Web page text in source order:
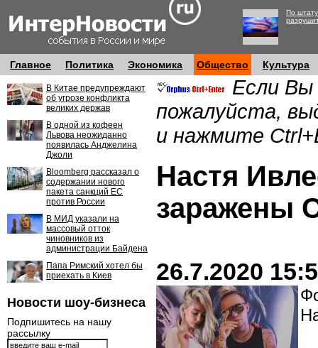
По
Главное Политика Экономика Общество Культура
В Китае предупреждают
об угрозе конфликта
великих держав
В одной из кофеен
Львова неожиданно
появилась Анджелина
Джоли
Bloomberg рассказал о
содержании нового
пакета санкций ЕС
против России
В МИД указали на
массовый отток
чиновников из
администрации Байдена
Папа Римский хотел бы
приехать в Киев
Новости шоу-бизнеса
Подпишитесь на нашу
рассылку
Если Вы
пожалуйста,
и нажмите
Настя
заражены
26.7.2020